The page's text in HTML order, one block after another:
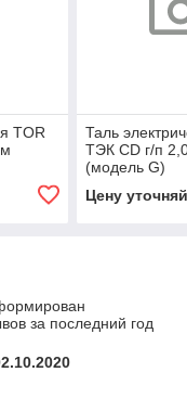
TOR
Таль
ТЭК CD г/п
(модель G)
Цену
за последний год